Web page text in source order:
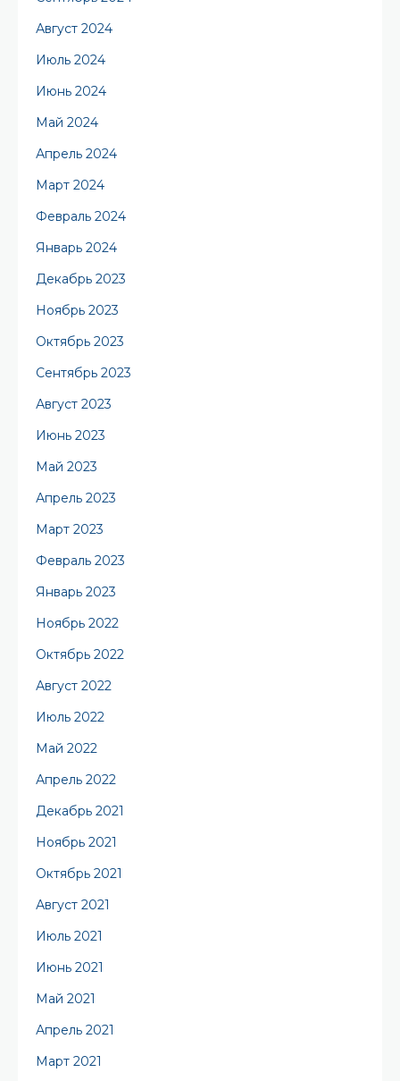
Август 2024
Июль 2024
Июнь 2024
Май 2024
Апрель 2024
Март 2024
Февраль 2024
Январь 2024
Декабрь 2023
Ноябрь 2023
Октябрь 2023
Сентябрь 2023
Август 2023
Июнь 2023
Май 2023
Апрель 2023
Март 2023
Февраль 2023
Январь 2023
Ноябрь 2022
Октябрь 2022
Август 2022
Июль 2022
Май 2022
Апрель 2022
Декабрь 2021
Ноябрь 2021
Октябрь 2021
Август 2021
Июль 2021
Июнь 2021
Май 2021
Апрель 2021
Март 2021